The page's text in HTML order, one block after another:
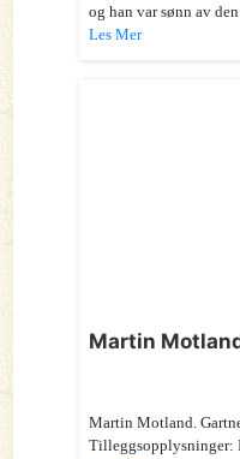
og han var sønn av den
Les Mer
Martin
Martin Motland.
Tilleggsopplysninger: